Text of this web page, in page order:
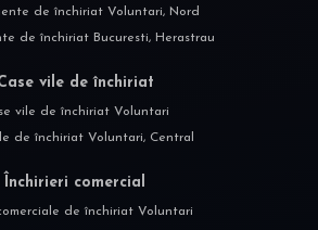
de închiriat Voluntari, Nord
de închiriat Bucuresti, Herastrau
vile de închiriat
vile de închiriat Voluntari
de închiriat Voluntari, Central
Închirieri comercial
de închiriat Voluntari